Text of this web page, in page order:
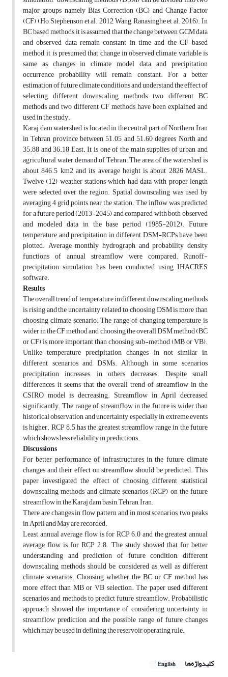
major groups namely Bias Correction (BC) and Change Factor
(CF) (Ho, Stephenson et al. 2012, Wang, Ranasinghe et al. 2016). In
BC based methods, it is assumed that the change between GCM data
and observed data remain constant in time and the CF-based
method, it is presumed that change in observed climate variable is
same as changes in climate model data, and precipitation
occurrence probability will remain constant. For a better
estimation of future climate conditions and understand the effect of
selecting different downscaling methods two different BC
methods and two different CF methods have been explained and
used in the study.
Karaj dam watershed is located in the central part of Northern Iran
in Tehran province between 51.05 and 51.60 degrees North and
35.88 and 36.18 East. It is one of the main supplies of urban and
agricultural water demand of Tehran. The area of the watershed is
about 846.5 km2 and its average height is about 2826 MASL.
Twelve (12) weather stations which had data with proper length
were selected over the region. Spatial downscaling was used by
averaging 4 grid points near the station. The inflow was predicted
for a future period (2013-2045) and compared with both observed
and modeled data in the base period (1985-2012). Future
temperature and precipitation in different DSM-RCPs have been
plotted. Average monthly hydrograph and probability density
functions of annual streamflow were compared. Runoff-
precipitation simulation has been conducted using IHACRES
software.
Results
The overall trend of temperature in different downscaling methods
is rising and the uncertainty related to choosing DSM is more than
choosing climate scenario. The range of changing temperature is
wider in the CF method and choosing the overall DSM method (BC
or CF) is more important than choosing sub-method (MB or VB).
Unlike temperature precipitation changes in not similar in
different scenarios and DSMs. Although in some scenarios
precipitation increases, in others decreases. Despite small
differences, it seems that the overall trend of streamflow in the
CSIRO model is decreasing. Streamflow in April decreased
significantly. The range of streamflow in the future is wider than
historical observation and uncertainty especially in extreme events
is higher. RCP 8.5 has the greatest streamflow range in the future
which shows less reliability in predictions.
Discussions
For better performance of infrastructures in the future, climate
changes and their effect on streamflow should be predicted. This
paper investigated the effect of choosing different statistical
downscaling methods and climate scenarios (RCP) on the future
streamflow in the Karaj dam basin, Tehran, Iran.
There are changes in flow pattern and in most scenarios, two peaks
in April and May are recorded.
Least annual average flow is for RCP 6.0 and the greatest annual
average flow is for RCP 2.8. The study showed that for better
understanding and prediction of future condition, different
downscaling methods should be considered as well as different
climate scenarios. Choosing whether the BC or CF method has
more effect than MB or VB selection. The paper used different
scenarios and methods to predict future streamflow. Probabilistic
approach showed the importance of considering uncertainty in
streamflow prediction and the possible range of future changes
which may be used in defining the reservoir operating rule.
کلیدواژه‌ها English